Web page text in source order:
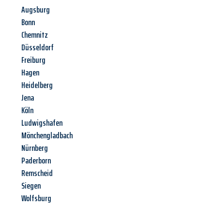
Augsburg
Bonn
Chemnitz
Düsseldorf
Freiburg
Hagen
Heidelberg
Jena
Köln
Ludwigshafen
Mönchengladbach
Nürnberg
Paderborn
Remscheid
Siegen
Wolfsburg